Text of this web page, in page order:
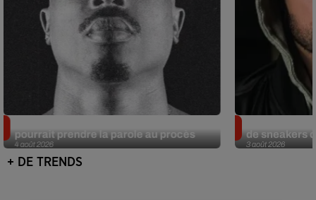
4 août 2026
pourrait prendre la parole au procès
3 août 2026
de sneakers
+ DE TRENDS